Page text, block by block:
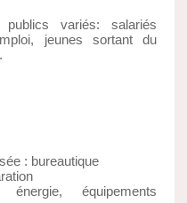
variés: salariés
jeunes sortant du
: bureautique
équipements